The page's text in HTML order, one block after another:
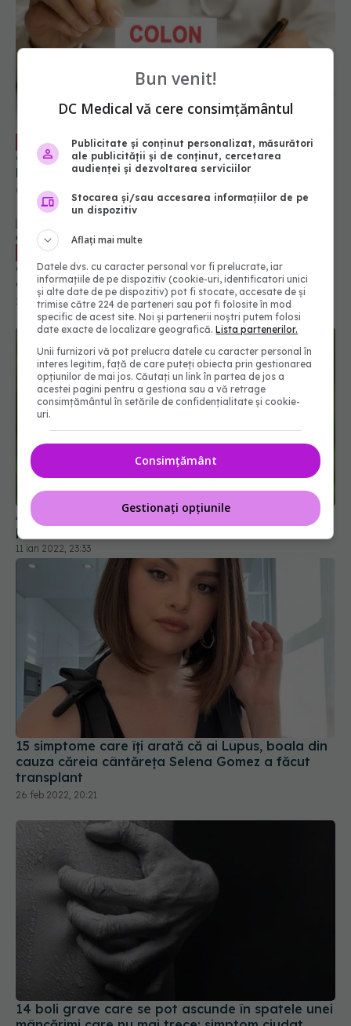
colorectal. Cristian Gheorghe: Este ieftin.
Pacientul și-l poate cumpăra, îl face acasă.
Rezultatele sunt rapide
03 iul 2023, 20:48
EXCLUSIV 67 lei, prețul sângelui. Ce benenficii ai
dacă donezi sânge. Val Vâlcu - Carla Tănasie: Un
om își face o meserie din chestia asta / Nici
pentru 67 lei lumea nu donează! Nu trebuie să
vină pentru bani
25 sep 2023, 09:52
Alăptarea e sănătoasă și pentru mamă, nu doar
pentru copil. STUDIU
11 ian 2022, 23:33
15 simptome care îți arată că ai Lupus, boala din
cauza căreia cântăreța Selena Gomez a făcut
26 feb 2022, 20:21
14 boli grave care se pot ascunde în spatele unei
mâncărimi care nu mai trece: simptom ciudat
Bun venit!
DC Medical vă cere consimțământul
Publicitate și conținut personalizat, măsurători
ale publicității și de conținut, cercetarea
audienței și dezvoltarea serviciilor
Stocarea și/sau accesarea informațiilor de pe
un dispozitiv
Aflați mai multe
Datele dvs. cu caracter personal vor fi prelucrate, iar
informațiile de pe dispozitiv (cookie-uri, identificatori unici
și alte date de pe dispozitiv) pot fi stocate, accesate de și
trimise către 224 de parteneri sau pot fi folosite în mod
specific de acest site. Noi și partenerii noștri putem folosi
date exacte de localizare geografică.Lista partenerilor.
Unii furnizori vă pot prelucra datele cu caracter personal în
interes legitim, față de care puteți obiecta prin gestionarea
opțiunilor de mai jos. Căutați un link în partea de jos a
acestei pagini pentru a gestiona sau a vă retrage
consimțământul în setările de confidențialitate și cookie-
uri.
Consimțământ
Gestionați opțiunile